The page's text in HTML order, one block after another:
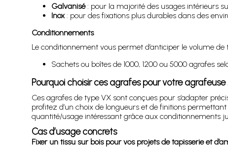
Galvanisé: pour la majorité des usages intérieurs
Inox: pour des fixations plus durables dans des
Conditionnements
Le conditionnement vous permet d’anticiper le volume
Sachets ou boîtes de 1000, 1200 ou 5000 agrafes
Pourquoi choisir ces agrafes pour votre
Ces agrafes de type VX sont conçues pour s’adapter
profitez d’un choix de longueurs et de finitions
quantité/usage intéressant grâce aux conditionnements
Cas d’usage concrets
Fixer un tissu sur bois pour vos projets de tapisserie et